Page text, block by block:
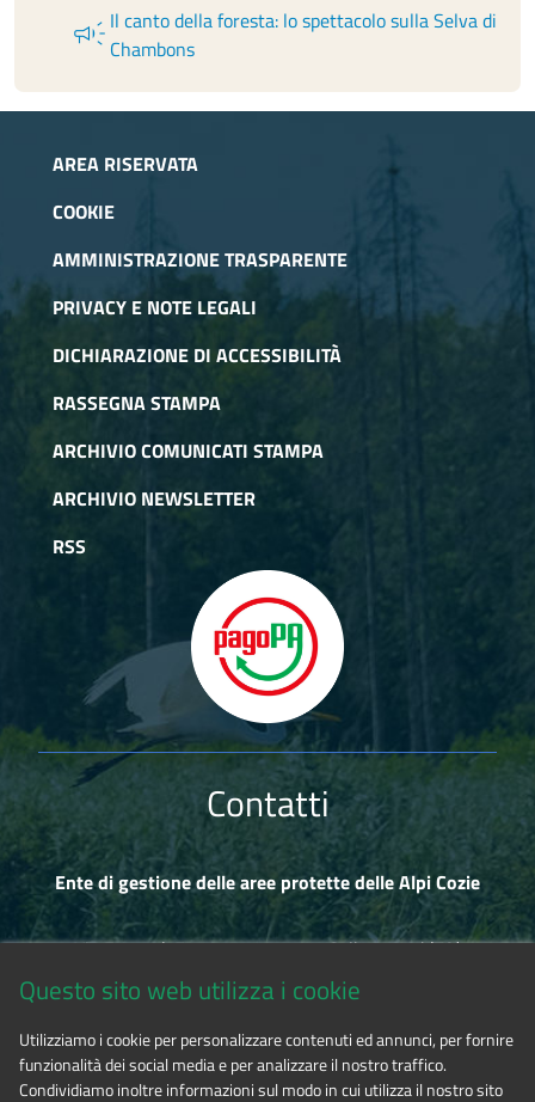
campaign Il canto della foresta: lo spettacolo sulla Selva di
Chambons
AREA RISERVATA
COOKIE
AMMINISTRAZIONE TRASPARENTE
PRIVACY E NOTE LEGALI
DICHIARAZIONE DI ACCESSIBILITÀ
RASSEGNA STAMPA
ARCHIVIO COMUNICATI STAMPA
ARCHIVIO NEWSLETTER
RSS
Contatti
Ente di gestione delle aree protette delle Alpi Cozie
Via Fransuà Fontan, 1 - 10050 Salbertrand (TO)
Tel. 0122.854720
Questo sito web utilizza i cookie
Utilizziamo i cookie per personalizzare contenuti ed annunci, per fornire
funzionalità dei social media e per analizzare il nostro traffico.
Condividiamo inoltre informazioni sul modo in cui utilizza il nostro sito